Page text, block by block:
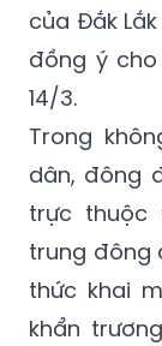
của Đắk
đồng ý
14/3.
Trong
dân, đông
trực thuộc
trung đông
thức khai
khẩn